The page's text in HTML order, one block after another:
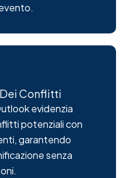
Conflitti
evidenzia
potenziali con
garantendo
senza